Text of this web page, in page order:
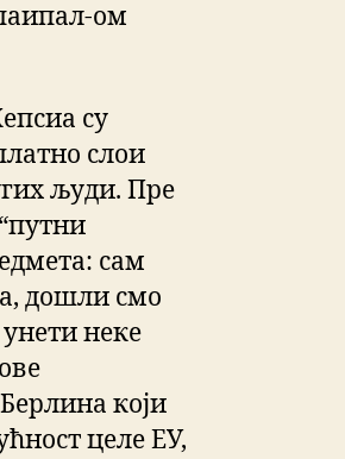
ом
су
слои
људи. Пре
сам
дошли смо
неке
који
целе ЕУ,